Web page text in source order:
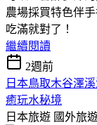
農場採買特色伴
吃滿就對了！
繼續閱讀
2週前
日本鳥取木谷澤
癒玩水秘境
日本旅遊 國外旅